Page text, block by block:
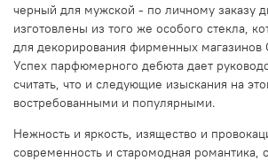
черный для мужской - по личному заказу
изготовлены из того же особого стекла,
для декорирования фирменных магазинов
Успех парфюмерного дебюта дает
считать, что и следующие изыскания на
востребованными и популярными.
Нежность и яркость, изящество и
современность и старомодная романтика,